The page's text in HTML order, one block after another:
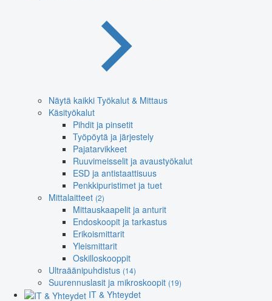
Näytä kaikki Työkalut & Mittaus
Käsityökalut
Pihdit ja pinsetit
Työpöytä ja järjestely
Pajatarvikkeet
Ruuvimeisselit ja avaustyökalut
ESD ja antistaattisuus
Penkkipuristimet ja tuet
Mittalaitteet (2)
Mittauskaapelit ja anturit
Endoskoopit ja tarkastus
Erikoismittarit
Yleismittarit
Oskilloskooppit
Ultraäänipuhdistus (14)
Suurennuslasit ja mikroskoopit (19)
IT & Yhteydet